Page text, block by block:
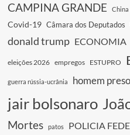
CAMPINA GRANDE China
Covid-19 Câmara dos Deputados
donald trump ECONOMIA
eleições 2026 empregos ESTUPRO
guerra rússia-ucrânia homem preso
jair bolsonaro
Mortes patos POLICIA